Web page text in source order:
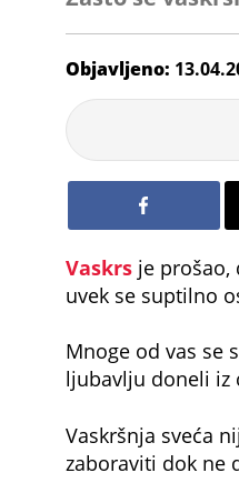
Objavljeno:
Dunja
Čavić
Vaskrsje prošao,
uvek se suptilno
Mnoge od vas se
ljubavlju doneli iz
Vaskršnja sveća
zaboraviti dok ne